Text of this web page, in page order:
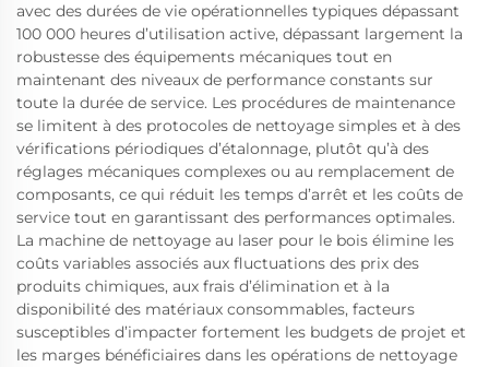
avec des durées de vie opérationnelles typiques dépassant
100 000 heures d’utilisation active, dépassant largement la
robustesse des équipements mécaniques tout en
maintenant des niveaux de performance constants sur
toute la durée de service. Les procédures de maintenance
se limitent à des protocoles de nettoyage simples et à des
vérifications périodiques d’étalonnage, plutôt qu’à des
réglages mécaniques complexes ou au remplacement de
composants, ce qui réduit les temps d’arrêt et les coûts de
service tout en garantissant des performances optimales.
La machine de nettoyage au laser pour le bois élimine les
coûts variables associés aux fluctuations des prix des
produits chimiques, aux frais d’élimination et à la
disponibilité des matériaux consommables, facteurs
susceptibles d’impacter fortement les budgets de projet et
les marges bénéficiaires dans les opérations de nettoyage